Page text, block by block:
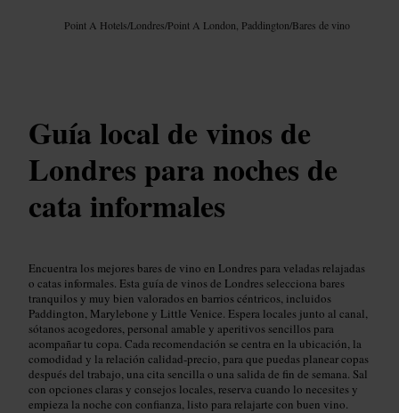
Point A Hotels/Londres/Point A London, Paddington/Bares de vino
Guía local de vinos de
Londres para noches de
cata informales
Encuentra los mejores bares de vino en Londres para veladas relajadas
o catas informales. Esta guía de vinos de Londres selecciona bares
tranquilos y muy bien valorados en barrios céntricos, incluidos
Paddington, Marylebone y Little Venice. Espera locales junto al canal,
sótanos acogedores, personal amable y aperitivos sencillos para
acompañar tu copa. Cada recomendación se centra en la ubicación, la
comodidad y la relación calidad-precio, para que puedas planear copas
después del trabajo, una cita sencilla o una salida de fin de semana. Sal
con opciones claras y consejos locales, reserva cuando lo necesites y
empieza la noche con confianza, listo para relajarte con buen vino.